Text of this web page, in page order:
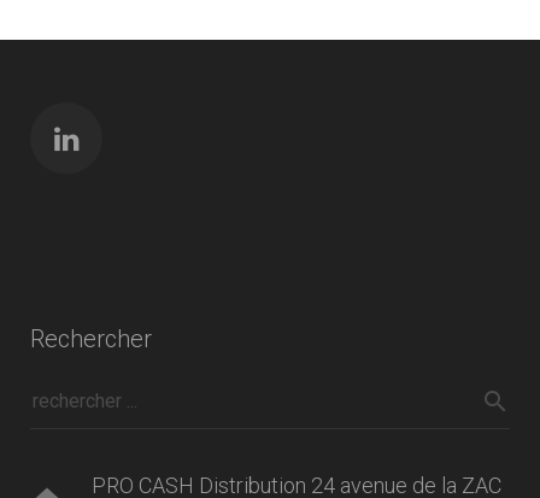
Rechercher
PRO CASH Distribution 24 avenue de la ZAC